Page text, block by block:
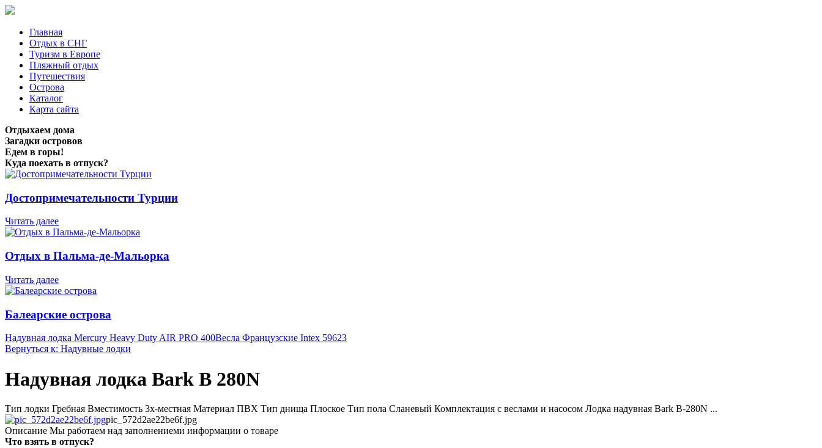
Главная
Отдых в СНГ
Туризм в Европе
Пляжный отдых
Путешествия
Острова
Каталог
Карта сайта
Отдыхаем дома
Загадки островов
Едем в горы!
Куда поехать в отпуск?
Достопримечательности Турции
Читать далее
Отдых в Пальма-де-Мальорка
Читать далее
Балеарские острова
Надувная лодка Mercury Heavy Duty AIR PRO 400Весла Французские Intex 59623
Вернуться к: Надувные лодки
Надувная лодка Bark B 280N
Тип лодки Гребная Вместимость 3х-местная Материал ПВХ Тип днища Плоское Тип пола Сланевый Комплектация c веслами и насосом Лодка надувная Bark В-280N ...
pic_572d2ae22be6f.jpg
Описание Мы работаем над заполнениеми информации о товаре
Что взять в отпуск?